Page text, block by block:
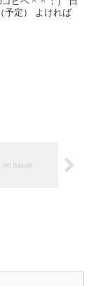
予定） よければ